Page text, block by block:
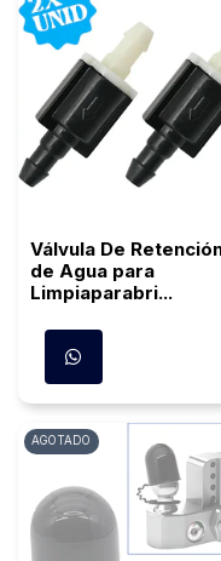
Válvula De
de Agua para
Limpiaparabri...
AGOTADO